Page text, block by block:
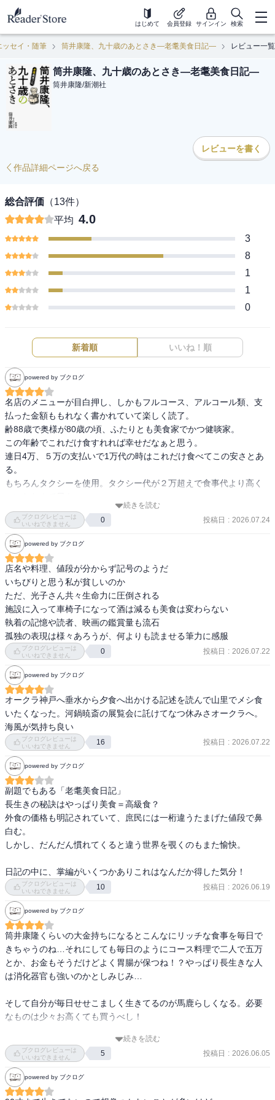
はじめて 会員登録 サインイン 検索
ッセイ・随筆 筒井康隆、九十歳のあとさき―老耄美食日記― レビュー一覧
筒井康隆、九十歳のあとさき―老耄美食日記―
筒井康隆/新潮社
レビューを書く
作品詳細ページへ戻る
総合評価 （13件）
平均 4.0
3
8
1
1
0
新着順 いいね！順
powered by ブクログ
名店のメニューが目白押し、しかもフルコース、アルコール類、支
払った金額ももれなく書かれていて楽しく読了。
齢88歳で奥様が80歳の頃、ふたりとも美食家でかつ健啖家。
この年齢でこれだけ食すれれば幸せだなぁと思う。
連日4万、５万の支払いで1万代の時はこれだけ食べてこの安さとあ
る。
もちろんタクシーを使用。タクシー代が２万超えで食事代より高く
高級食材店、 KINOKUNIYAで食材を２万くらい買っても２日でなく
なるとか。
愛妻の光子さんがジバンシィのバッグ24万を衝動買いしたとか、4万
のブラウスを買って機嫌がいいなら安いものだとか、私からみれば
お金を湯水のように使って庶民とはかけ離れてるなんて思ってしま
った。
というのも今朝新聞でこどもが夏休みにはいると給食がないから生
活が苦しい家庭は母親がスナック菓子で1食を済ましてる記事を読ん
だからかもしれない。
今はふたりで高級有料施設に入ってるらしいけど、ここの料理も美
味しいけど、まだ外食三昧みたい。（出版社や編集者の方たちと）
車椅子になってしまったけど頭はしっかりしていて奥様をとても愛
してる。8歳年下らしいけど光子を残して先には死ねないって言って
る。
著者には死ぬまで美味しいものを食べていて欲しい。
ひとり息子に病気で先立たれていて夢に出てくるとあって切なくな
った。
何が幸せなのかちょっと考えさせられた一冊。
続きを読む
ブクログレビューは
いいねできません
0 投稿日 : 2026.07.24
powered by ブクログ
店名や料理、値段が分からず記号のようだ
いちびりと思う私が貧しいのか
ただ、光子さん共々生命力に圧倒される
施設に入って車椅子になって酒は減るも美食は変わらない
執着の記憶や読者、映画の鑑賞量も流石
孤独の表現は様々あろうが、何よりも読ませる筆力に感服
ブクログレビューは
いいねできません
0 投稿日 : 2026.07.22
powered by ブクログ
オークラ神戸へ垂水から夕食へ出かける記述を読んで山里でメシ食
いたくなった。河鍋暁斎の展覧会に託けてなつ休みさオークラへ。
海風が気持ち良い
ブクログレビューは
いいねできません
16 投稿日 : 2026.07.22
powered by ブクログ
副題でもある「老耄美食日記」
長生きの秘訣はやっぱり美食＝高級食？
外食の価格も明記されていて、庶民には一桁違うたまげた値段で鼻
白む。
しかし、だんだん慣れてくると違う世界を覗くのもまた愉快。
日記の中に、掌編がいくつかありこれはなんだか得した気分！
ブクログレビューは
いいねできません
10 投稿日 : 2026.06.19
powered by ブクログ
筒井康隆くらいの大金持ちになるとこんなにリッチな食事を毎日で
きちゃうのね…それにしても毎日のようにコース料理で二人で五万
とか、お金もそうだけどよく胃腸が保つね！？やっぱり長生きな人
は消化器官も強いのかとしみじみ…
そして自分が毎日せせこましく生きてるのが馬鹿らしくなる。必要
なものは少々お高くても買うべし！
光子（奥さま）なんてディオールの150万近くするアンサンブル買っ
たりシャネルの何十万もするペラペラのちゃんちゃんこ（康隆言）
買ったりしてるんだよ！？…夫のパンツくらい買ってあげようと心
に誓いました。
続きを読む
ブクログレビューは
いいねできません
5 投稿日 : 2026.06.05
powered by ブクログ